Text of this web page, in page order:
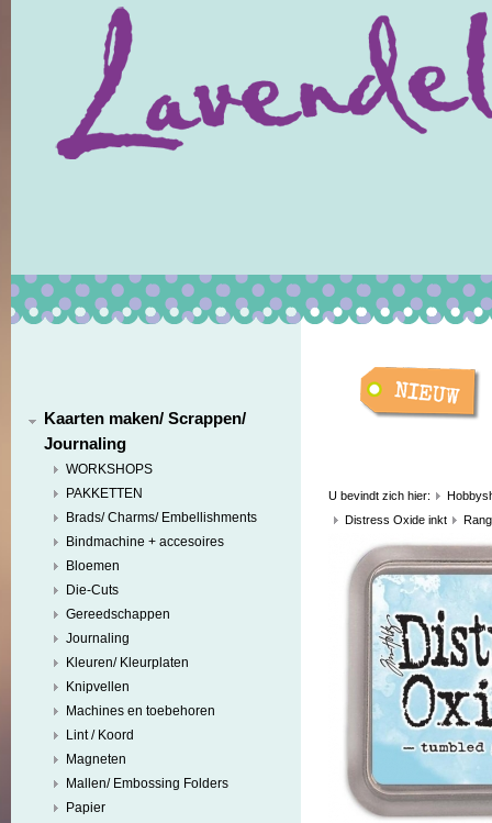
Kaarten maken/ Scrappen/
Journaling
WORKSHOPS
PAKKETTEN
Brads/ Charms/ Embellishments
Bindmachine + accesoires
Bloemen
Die-Cuts
Gereedschappen
Journaling
Kleuren/ Kleurplaten
Knipvellen
Machines en toebehoren
Lint / Koord
Magneten
Mallen/ Embossing Folders
Papier
U bevindt zich hier:
Distress Oxide inkt